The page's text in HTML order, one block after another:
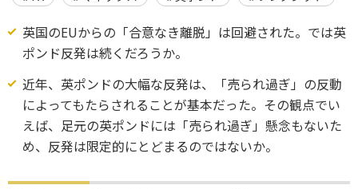
英国のEUからの「合意なき離脱」は回避された。では英
ポンド反発は続くだろうか。
近年、英ポンドの大幅な反発は、「売られ過ぎ」の反動
によってもたらされることが基本だった。その観点でい
えば、足元の英ポンドには「売られ過ぎ」懸念もないた
め、反発は限定的にとどまるのではないか。